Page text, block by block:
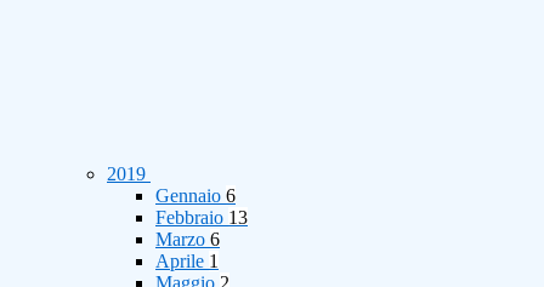
2019
Gennaio 6
Febbraio 13
Marzo 6
Aprile 1